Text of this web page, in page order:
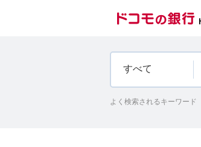
すべて
よく検索されるキーワード